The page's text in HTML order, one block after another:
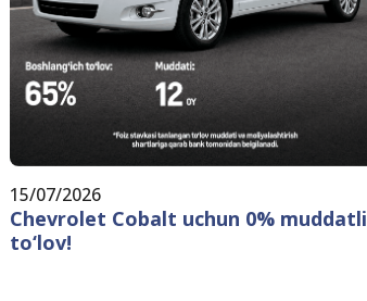
15/07/2026
Chevrolet Cobalt uchun 0% muddatli
to‘lov!